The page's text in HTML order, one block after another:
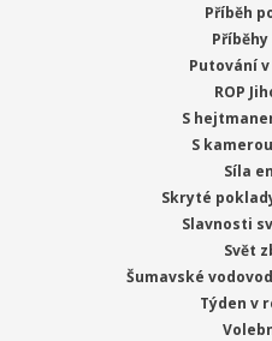
Příběh
Příběhy
Putování
ROP
S
S
Síla
Skryté
Slavnosti
Svět
Šumavské
Týden v